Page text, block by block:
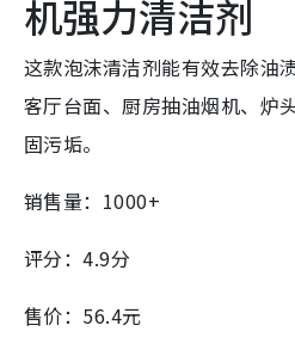
机强力清洁剂
这款泡沫清洁剂能有效去除油
客厅台面、厨房抽油烟机、炉
固污垢。
销售量：1000+
评分：4.9分
售价：56.4元